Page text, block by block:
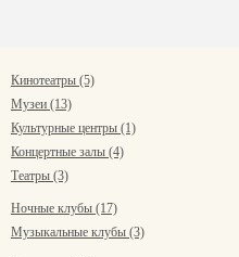
Кинотеатры (5)
Музеи (13)
Культурные центры (1)
Концертные залы (4)
Театры (3)
Ночные клубы (17)
Музыкальные клубы (3)